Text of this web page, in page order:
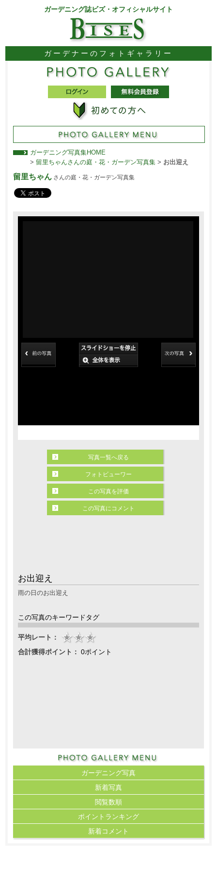
ガーデニング誌ビズ・オフィシャルサイト
ガーデナーのフォトギャラリー
ガーデニング写真集HOME
> 留里ちゃんさんの庭・花・ガーデン写真集> お出迎え
留里ちゃんさんの庭・花・ガーデン写真集
お出迎え
雨の日のお出迎え
この写真のキーワードタグ
平均レート：
合計獲得ポイント： 0ポイント
写真一覧へ戻る
フォトビューワー
この写真を評価
この写真にコメント
ガーデニング写真
新着写真
閲覧数順
ポイント ランキング
新着コメント